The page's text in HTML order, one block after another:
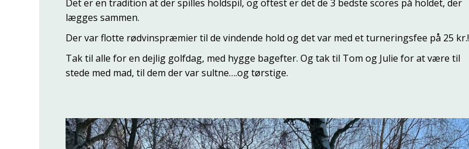
Det er en tradition at der spilles holdspil, og oftest er det de 3 bedste scores på holdet, der
lægges sammen.
Der var flotte rødvinspræmier til de vindende hold og det var med et turneringsfee på 25 kr.!
Tak til alle for en dejlig golfdag, med hygge bagefter. Og tak til Tom og Julie for at være til
stede med mad, til dem der var sultne….og tørstige.